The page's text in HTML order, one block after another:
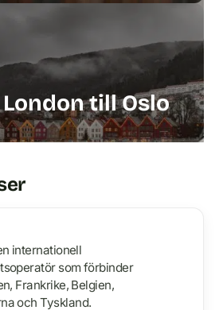
till Oslo
internationell
som förbinder
Frankrike, Belgien,
och Tyskland.